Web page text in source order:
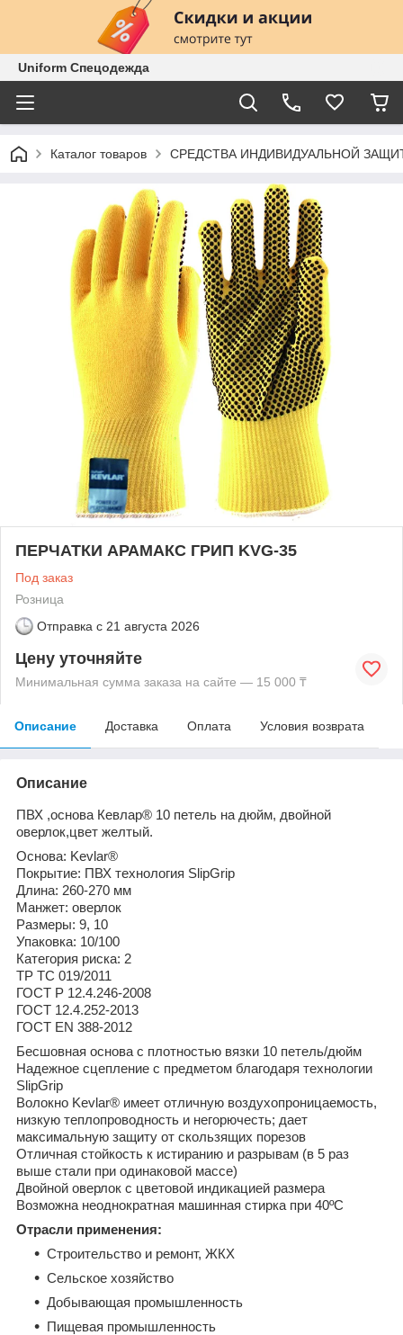
Uniform Спецодежда
Каталог товаров СРЕДСТВА ИНДИВИДУАЛЬНОЙ
ПЕРЧАТКИ АРАМАКС ГРИП KVG-35
Под заказ
Розница
Отправка с 21 августа 2026
Цену уточняйте
Минимальная сумма заказа на сайте — 15 000 ₸
Описание Доставка Оплата Условия возврата
Описание
ПВХ ,основа Кевлар® 10 петель на дюйм, двойной
оверлок,цвет желтый.
Основа: Kevlar®
Покрытие: ПВХ технология SlipGrip
Длина: 260-270 мм
Манжет: оверлок
Размеры: 9, 10
Упаковка: 10/100
Категория риска: 2
ТР ТС 019/2011
ГОСТ Р 12.4.246-2008
ГОСТ 12.4.252-2013
ГОСТ ЕN 388-2012
Бесшовная основа с плотностью вязки 10 петель/дюйм
Надежное сцепление с предметом благодаря технологии
SlipGrip
Волокно Kevlar® имеет отличную воздухопроницаемость,
низкую теплопроводность и негорючесть; дает
максимальную защиту от скользящих порезов
Отличная стойкость к истиранию и разрывам (в 5 раз
выше стали при одинаковой массе)
Двойной оверлок с цветовой индикацией размера
Возможна неоднократная машинная стирка при 40ºС
Отрасли применения:
Строительство и ремонт, ЖКХ
Сельское хозяйство
Добывающая промышленность
Пищевая промышленность